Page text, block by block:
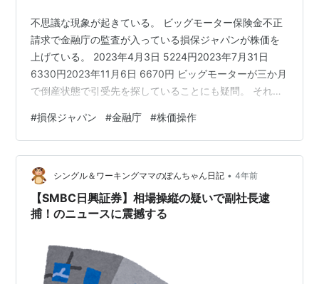
不思議な現象が起きている。 ビッグモーター保険金不正
請求で金融庁の監査が入っている損保ジャパンが株価を
上げている。 2023年4月3日 5224円2023年7月31日
6330円2023年11月6日 6670円 ビッグモーターが三か月
で倒産状態で引受先を探していることにも疑問。 それ以
理解できない疑問。 この一年では4月3日に5224円の最
低値。ここからうなぎのぼりに株価上昇が起きている。
三井住友、東京海上の株価の動きは実体通りの株価なの
に、損保ジャパンの動きだけが異常である。 保険会社、
金融庁、株式購入者。誰かが何かを仕掛けている様子。
#損保ジャパン #金融庁 #株価操作
シングル＆ワーキングママのぽんちゃん日記 • 4年前
【SMBC日興証券】相場操縦の疑いで副社長逮
捕！のニュースに震撼する